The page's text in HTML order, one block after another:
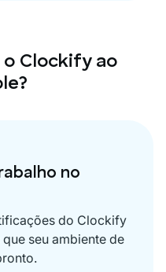
Clockify ao
no
do Clockify
seu ambiente de